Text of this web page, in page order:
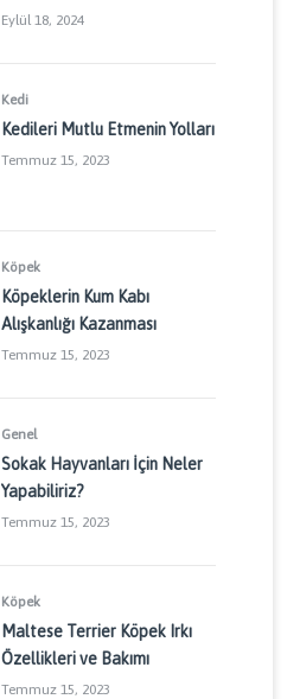
Dostlarınızı Korumak İçin
Eylül 18, 2024
Kedi
Kedileri Mutlu Etmenin Yolları
Temmuz 15, 2023
Köpek
Köpeklerin Kum Kabı
Alışkanlığı Kazanması
Temmuz 15, 2023
Genel
Sokak Hayvanları İçin Neler
Yapabiliriz?
Temmuz 15, 2023
Köpek
Maltese Terrier Köpek Irkı
Özellikleri ve Bakımı
Temmuz 15, 2023